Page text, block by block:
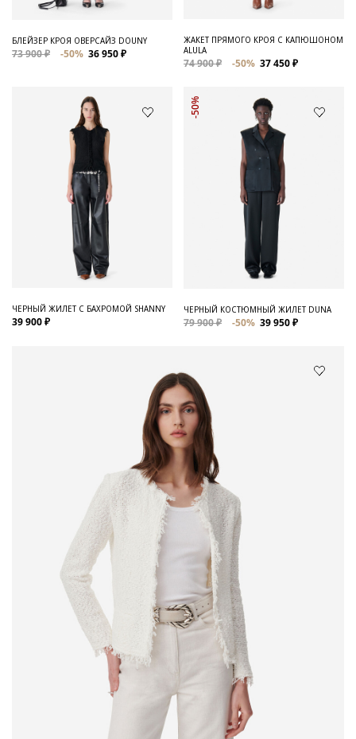
БЛЕЙЗЕР КРОЯ ОВЕРСАЙЗ DOUNY
73 900 ₽ -50% 36 950 ₽
ЖАКЕТ ПРЯМОГО КРОЯ С КАПЮШОНОМ
ALULA
74 900 ₽ -50% 37 450 ₽
ЧЕРНЫЙ ЖИЛЕТ С БАХРОМОЙ SHANNY
39 900 ₽
-50%
ЧЕРНЫЙ КОСТЮМНЫЙ ЖИЛЕТ DUNA
79 900 ₽ -50% 39 950 ₽